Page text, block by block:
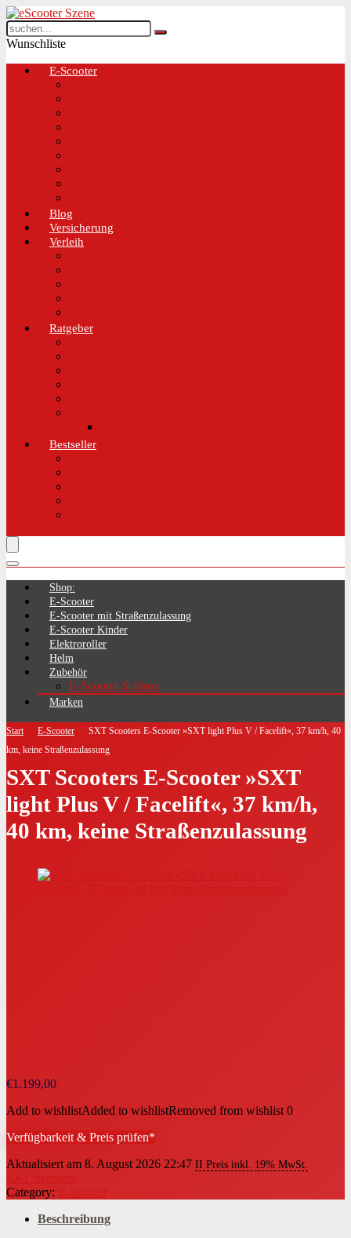
Wunschliste
E-Scooter
Blog
Versicherung
Verleih
Ratgeber
Bestseller
Shop:
E-Scooter
E-Scooter mit Straßenzulassung
E-Scooter Kinder
Elektroroller
Helm
Zubehör
E-Scooter Schloss
Marken
Start E-Scooter
SXT Scooters E-Scooter »SXT light Plus V / Facelift«, 37 km/h, 40
km, keine Straßenzulassung
SXT Scooters E-Scooter »SXT
light Plus V / Facelift«, 37 km/h,
40 km, keine Straßenzulassung
€1.199,00
Add to wishlistAdded to wishlistRemoved from wishlist 0
Verfügbarkeit & Preis prüfen*
Aktualisiert am 8. August 2026 22:47 II Preis inkl. 19% MwSt.
Category:
Beschreibung